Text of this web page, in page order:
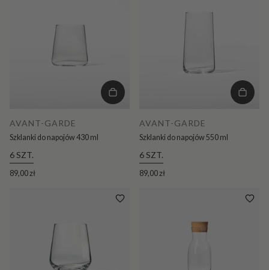
AVANT-GARDE
Szklanki do napojów 430 ml
6 SZT.
89,00 zł
AVANT-GARDE
Szklanki do napojów 550 ml
6 SZT.
89,00 zł